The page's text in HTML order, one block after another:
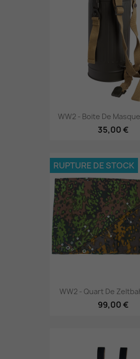
WW2 - Boite De
35,00 €
WW2 - Quart De
99,00 €
RUPTURE DE STOCK